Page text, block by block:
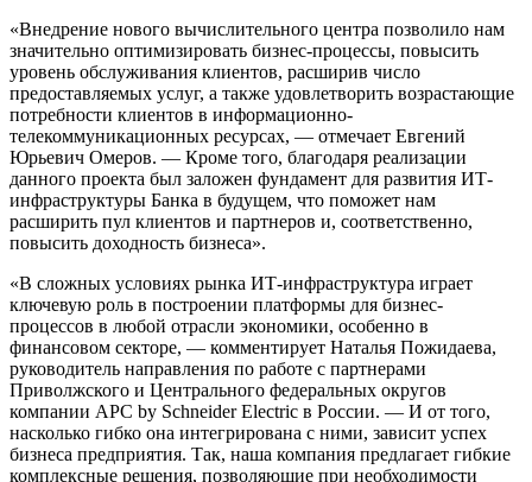
«Внедрение нового вычислительного центра позволило нам
значительно оптимизировать бизнес-процессы, повысить
уровень обслуживания клиентов, расширив число
предоставляемых услуг, а также удовлетворить возрастающие
потребности клиентов в информационно-
телекоммуникационных ресурсах, — отмечает Евгений
Юрьевич Омеров. — Кроме того, благодаря реализации
данного проекта был заложен фундамент для развития ИТ-
инфраструктуры Банка в будущем, что поможет нам
расширить пул клиентов и партнеров и, соответственно,
повысить доходность бизнеса».
«В сложных условиях рынка ИТ-инфраструктура играет
ключевую роль в построении платформы для бизнес-
процессов в любой отрасли экономики, особенно в
финансовом секторе, — комментирует Наталья Пожидаева,
руководитель направления по работе с партнерами
Приволжского и Центрального федеральных округов
компании APC by Schneider Electric в России. — И от того,
насколько гибко она интегрирована с ними, зависит успех
бизнеса предприятия. Так, наша компания предлагает гибкие
комплексные решения, позволяющие при необходимости